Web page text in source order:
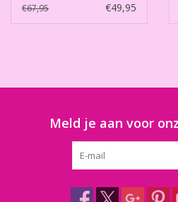
€67,95 €49,95
Meld je aan voor